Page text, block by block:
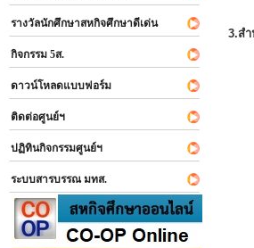
รางวัลนักศึกษาสหกิจศึกษาดีเด่น
กิจกรรม 5ส.
ดาวน์โหลดแบบฟอร์ม
ติดต่อศูนย์ฯ
ปฏิทินกิจกรรมศูนย์ฯ
ระบบสารบรรณ มทส.
3.ส